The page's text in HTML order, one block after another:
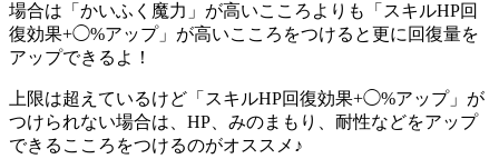
場合は「かいふく魔力」が高いこころよりも「スキルHP回
復効果+◯%アップ」が高いこころをつけると更に回復量を
アップできるよ！
上限は超えているけど「スキルHP回復効果+◯%アップ」が
つけられない場合は、HP、みのまもり、耐性などをアップ
できるこころをつけるのがオススメ♪